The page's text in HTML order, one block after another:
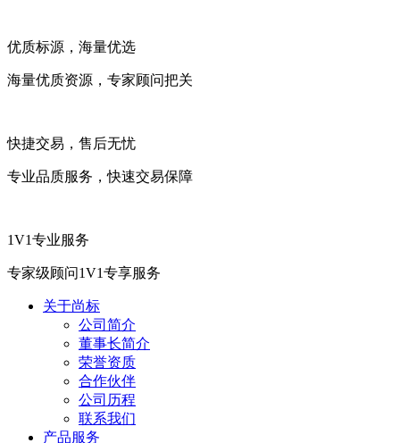
优质标源，海量优选
海量优质资源，专家顾问把关
快捷交易，售后无忧
专业品质服务，快速交易保障
1V1专业服务
专家级顾问1V1专享服务
关于尚标
公司简介
董事长简介
荣誉资质
合作伙伴
公司历程
联系我们
产品服务